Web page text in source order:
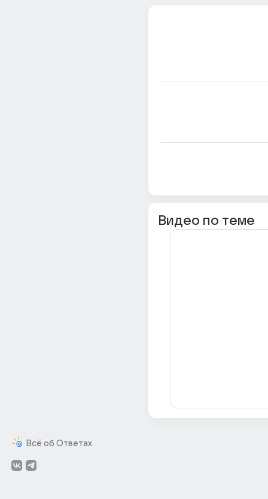
Всё об Ответах
Видео по теме